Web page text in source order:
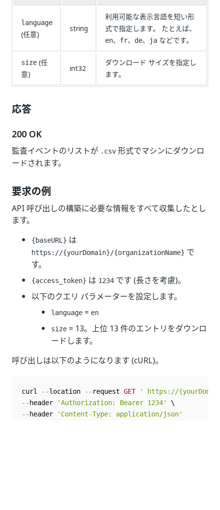
language
(任意)
string
利用可能な表示言語を短い形
式で指定します。 たとえば、
en、 fr、 de、 ja などです。
size (任
意)
int32
ダウンロード サイズを指定し
ます。
応答
200 OK
監査イベントのリストが .csv 形式でマシンにダウンロ
ードされます。
要求の例
API 呼び出しの構築に必要な情報をすべて収集したとし
ます。
{baseURL} は
https://{yourDomain}/{organizationName} で
す。
{access_token} は 1234 です (長さを考慮)。
以下のクエリ パラメーターを設定します。
language = en
size = 13。上位 13 件のエントリをダウンロ
ードします。
呼び出しは以下のようになります (cURL)。
curl --location -- request GET
' https://
-- header 'Authorization: Bearer 1234'
-- header 'Content-Type: application/json'